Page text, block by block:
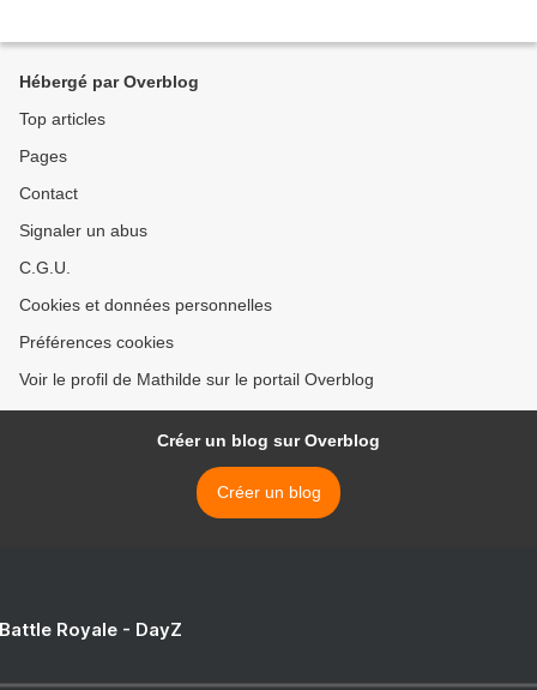
Hébergé par Overblog
Top articles
Pages
Contact
Signaler un abus
C.G.U.
Cookies et données personnelles
Préférences cookies
Voir le profil de Mathilde sur le portail Overblog
Créer un blog sur Overblog
Créer un blog
Royale - DayZ